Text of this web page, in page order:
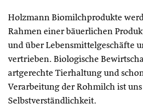
Holzmann Biomilchprodukte
Rahmen einer bäuerlichen
und über Lebensmittelgeschäfte
vertrieben. Biologische
artgerechte Tierhaltung und
Verarbeitung der Rohmilch ist uns
Selbstverständlichkeit.